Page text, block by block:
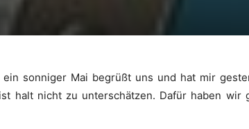
sonniger Mai begrüßt uns und hat mir
halt nicht zu unterschätzen. Dafür haben wir